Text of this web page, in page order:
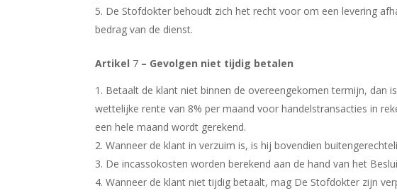
De Stofdokter behoudt zich het recht voor om een levering
bedrag van de dienst.
Artikel 7 – Gevolgen niet tijdig betalen
Betaalt de klant niet binnen de overeengekomen termijn, dan
wettelijke rente van 8% per maand voor handelstransacties in
een hele maand wordt gerekend.
Wanneer de klant in verzuim is, is hij bovendien
De incassokosten worden berekend aan de hand van het
Wanneer de klant niet tijdig betaalt, mag De Stofdokter zijn